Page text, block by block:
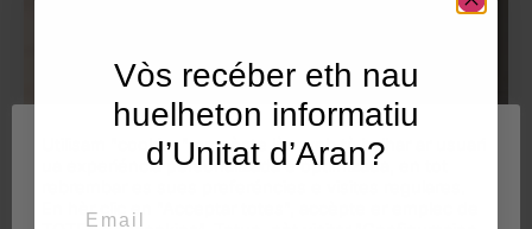
Utilisam "cookies" en nòste lòc web tà balhar ar usuari
ua experiéncia personalizada e optimizada, en tot
En hèr clic en "Acceptar totes", accèpte er emplec de
Vòs recéber eth nau
huelheton informatiu
d’Unitat d’Aran?